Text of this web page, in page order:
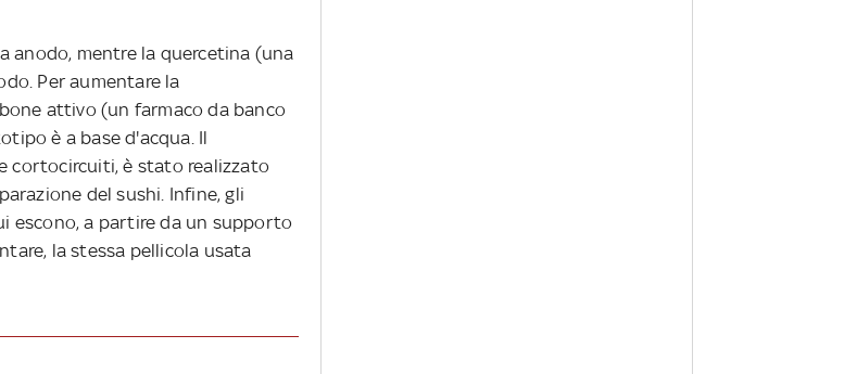
anodo, mentre la quercetina (una
Per aumentare la
attivo (un farmaco da banco
è a base d'acqua. Il
cortocircuiti, è stato realizzato
del sushi. Infine, gli
escono, a partire da un supporto
la stessa pellicola usata